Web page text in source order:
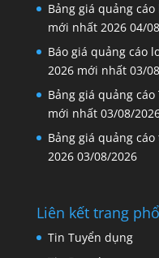
Bảng giá quảng
mới nhất 2026 04/
Báo giá quảng cáo
2026 mới nhất 03/
Bảng giá quảng
mới nhất 03/08/
Bảng giá quảng
2026 03/08/2026
Liên kết trang
Tin Tuyển dụng